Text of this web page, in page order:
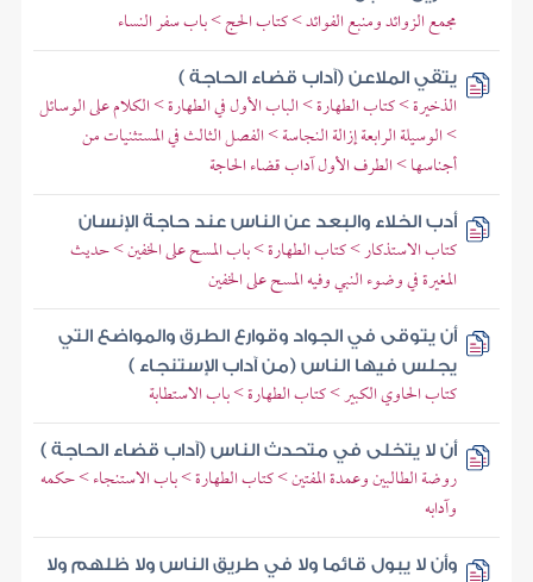
مجمع الزوائد ومنبع الفوائد > كتاب الحج > باب سفر النساء
يتقي الملاعن (آداب قضاء الحاجة )
الذخيرة > كتاب الطهارة > الباب الأول في الطهارة > الكلام على الوسائل
> الوسيلة الرابعة إزالة النجاسة > الفصل الثالث في المستثنيات من
أجناسها > الطرف الأول آداب قضاء الحاجة
أدب الخلاء والبعد عن الناس عند حاجة الإنسان
كتاب الاستذكار > كتاب الطهارة > باب المسح على الخفين > حديث
المغيرة في وضوء النبي وفيه المسح على الخفين
أن يتوقى في الجواد وقوارع الطرق والمواضع التي
يجلس فيها الناس (من آداب الإستنجاء )
كتاب الحاوي الكبير > كتاب الطهارة > باب الاستطابة
أن لا يتخلى في متحدث الناس (آداب قضاء الحاجة )
روضة الطالبين وعمدة المفتين > كتاب الطهارة > باب الاستنجاء > حكمه
وآدابه
وأن لا يبول قائما ولا في طريق الناس ولا ظلهم ولا